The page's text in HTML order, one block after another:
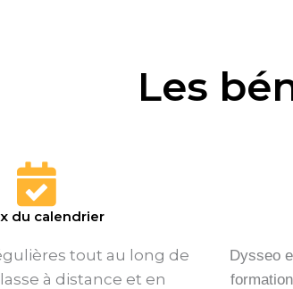
Les
du calendrier
tout au long de
à distance et en
Dysseo